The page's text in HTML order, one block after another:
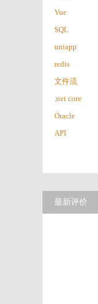
Vue
SQL
uniapp
redis
文件流
.net core
Oracle
API
最新评价